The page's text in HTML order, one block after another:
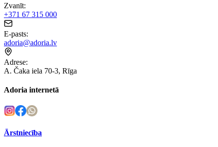
Zvanīt:
+371 67 315 000
E-pasts:
adoria@adoria.lv
Adrese:
A. Čaka iela 70-3, Rīga
Adoria internetā
Ārstniecība